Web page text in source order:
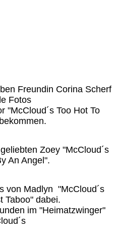
Freundin Corina Scherf
Fotos
"McCloud´s Too Hot To
Zoey "McCloud´s
An Angel".
von Madlyn "McCloud´s
Taboo" dabei.
im "Heimatzwinger"